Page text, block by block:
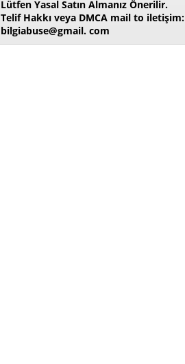
Lütfen Yasal Satın Almanız Önerilir.
Telif Hakkı veya DMCA mail to iletişim:
bilgiabuse@gmail. com